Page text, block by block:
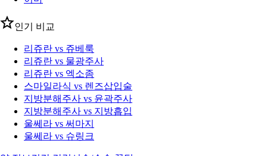
인기 비교
리쥬란 vs 쥬베룩
리쥬란 vs 물광주사
리쥬란 vs 엑소좀
스마일라식 vs 렌즈삽입술
지방분해주사 vs 윤곽주사
지방분해주사 vs 지방흡입
울쎄라 vs 써마지
울쎄라 vs 슈링크